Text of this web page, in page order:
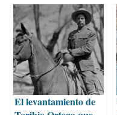
menos de 150 nidos
El levantamiento de